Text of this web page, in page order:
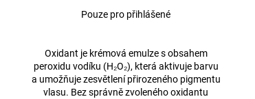
Pouze pro přihlášené
Oxidant je krémová emulze s obsahem
peroxidu vodíku (H₂O₂), která aktivuje barvu
a umožňuje zesvětlení přirozeného pigmentu
vlasu. Bez správně zvoleného oxidantu